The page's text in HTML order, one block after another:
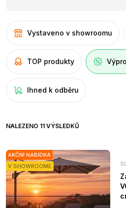
Vystaveno v showroomu
TOP produkty
Ihned k odběru
NALEZENO 11 VÝSLEDKŮ
AKČNÍ NABÍDKA
V SHOWROOME